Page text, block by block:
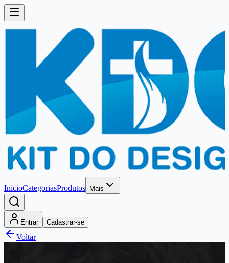
InícioCategoriasProdutos Mais
Entrar Cadastrar-se
Voltar